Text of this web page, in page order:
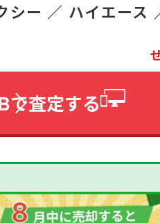
シー ／ ハイエース
で査定する